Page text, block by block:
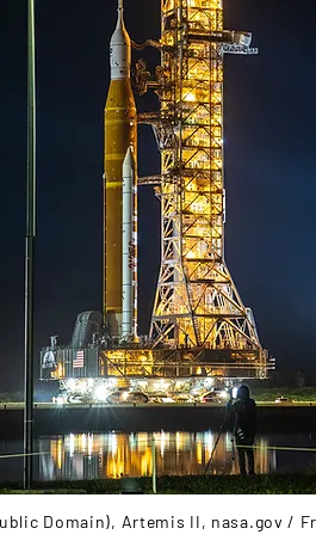
Domain), Artemis II, nasa.gov /